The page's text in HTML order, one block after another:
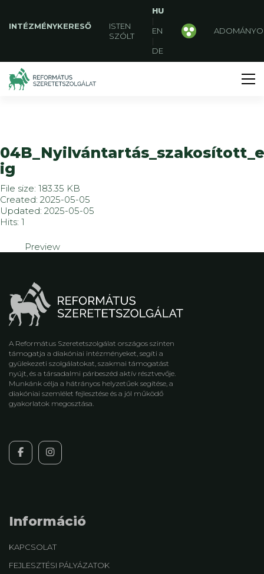
INTÉZMÉNYKERESŐ
ISTEN
SZÓLT
HU
|
EN
|
DE
ig
File size: 183.35 KB
Created: 2025-05-05
Updated: 2025-05-05
Hits: 1
Preview
A Református Szeretetszolgálat országos szinten
támogatja a diakóniai intézményeket, segíti a
gyülekezeti szolgálatokat, szakmai támogatást
nyújt, és a társadalmi párbeszéd aktív résztvevője.
Munkánk célja a hátrányos helyzetűek segítése, a
diakóniai szemlélet fejlesztése és a jól működő
gyakorlatok megosztása.
Információ
KAPCSOLAT
FEJLESZTÉSI PÁLYÁZATOK